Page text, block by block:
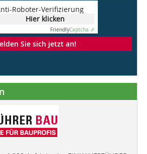
Roboter-Verifizierung
Hier klicken
FriendlyCaptcha ⇗
Sie sich jetzt an!